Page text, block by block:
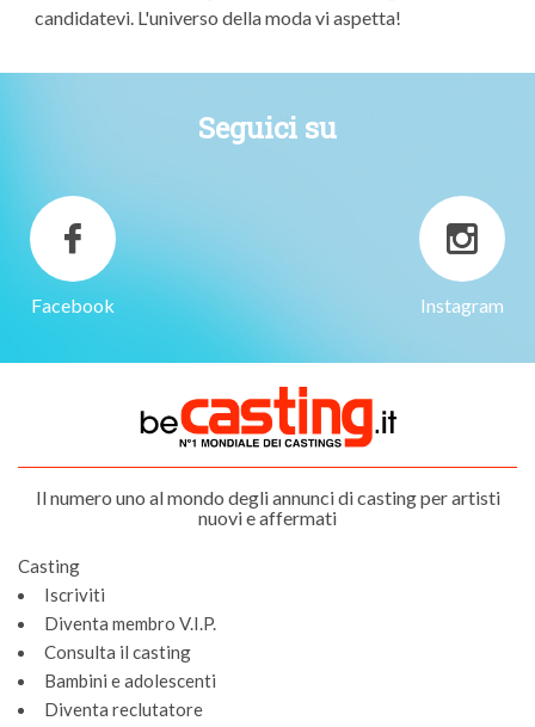
candidatevi. L'universo della moda vi aspetta!
Seguici su
Facebook Instagram
Il numero uno al mondo degli annunci di casting per artisti
nuovi e affermati
Casting
Iscriviti
Diventa membro V.I.P.
Consulta il casting
Bambini e adolescenti
Diventa reclutatore